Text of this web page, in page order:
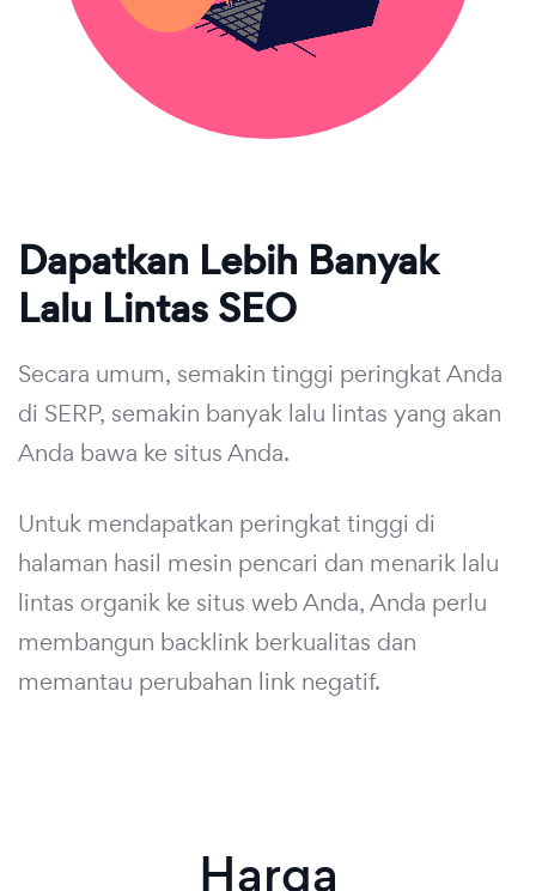
Dapatkan Lebih Banyak
Lalu Lintas SEO
Secara umum, semakin tinggi peringkat Anda
di SERP, semakin banyak lalu lintas yang akan
Anda bawa ke situs Anda.
Untuk mendapatkan peringkat tinggi di
halaman hasil mesin pencari dan menarik lalu
lintas organik ke situs web Anda, Anda perlu
membangun backlink berkualitas dan
memantau perubahan link negatif.
Harga